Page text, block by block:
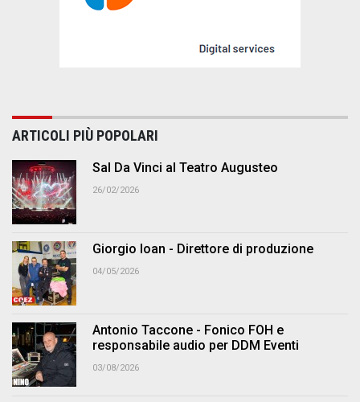
ARTICOLI PIÙ POPOLARI
Sal Da Vinci al Teatro Augusteo
26/02/2026
Giorgio Ioan - Direttore di produzione
04/05/2026
Antonio Taccone - Fonico FOH e
responsabile audio per DDM Eventi
03/08/2026